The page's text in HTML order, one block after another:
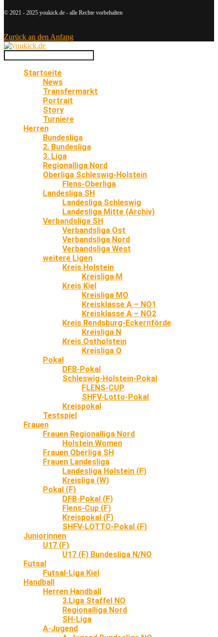
© 2021 - 2025 youkick.de - alle Rechte vorbehalten
Zurück an den Anfang
Startseite
News
Transfermarkt
Portrait
Story
Turniere
Herren
Bundesliga
2. Bundesliga
3. Liga
Regionalliga Nord
Oberliga Schleswig-Holstein
Flens-Oberliga
Landesliga SH
Landesliga Schleswig
Landesliga Mitte (Archiv)
Verbandsliga SH
Verbandsliga Ost
Verbandsliga Nord
Verbandsliga West
weitere Ligen
Kreis Holstein
Kreisliga M
Kreis Kiel
Kreisliga MO
Kreisklasse A – NO1
Kreisklasse A – NO2
Kreis Rendsburg-Eckernförde
Kreisliga N
Kreis Ostholstein
Kreisliga O
Pokal
DFB-Pokal
Schleswig-Holstein-Pokal
FLENS-CUP
SHFV-Lotto-Pokal
Kreispokal
Testspiel
Frauen
Frauen Regionalliga Nord
Holstein Women
Frauen Oberliga SH
Frauen Landesliga
Landesliga Holstein (F)
Kreisliga (W)
Pokal (F)
DFB-Pokal (F)
Flens-Cup (F)
Kreispokal (F)
SHFV-LOTTO-Pokal (F)
Juniorinnen
U17 (F)
U17 (F) Bundesliga N/NO
Futsal
Futsal-Liga Kiel
Handball
Herren Handball
3.Liga Staffel NO
Regionalliga Nord
SH-Liga
A-Jugend